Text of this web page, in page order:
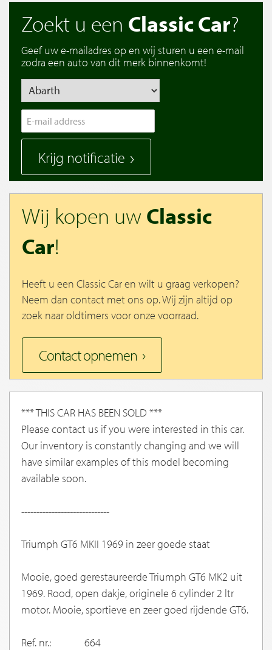
Zoekt u een Classic Car?
Geef uw e-mailadres op en wij sturen u een e-mail
zodra een auto van dit merk binnenkomt!
Krijg notificatie
Wij kopen uwClassic
Car!
Heeft u een Classic Car en wilt u graag verkopen?
Neem dan contact met ons op. Wij zijn altijd op
zoek naar oldtimers voor onze voorraad.
Contact opnemen
*** THIS CAR HAS BEEN SOLD ***
Please contact us if you were interested in this car.
Our inventory is constantly changing and we will
have similar examples of this model becoming
available soon.
-----------------------------
Triumph GT6 MKII 1969 in zeer goede staat
Mooie, goed gerestaureerde Triumph GT6 MK2 uit
1969. Rood, open dakje, originele 6 cylinder 2 ltr
motor. Mooie, sportieve en zeer goed rijdende GT6.
Ref. nr.:
664